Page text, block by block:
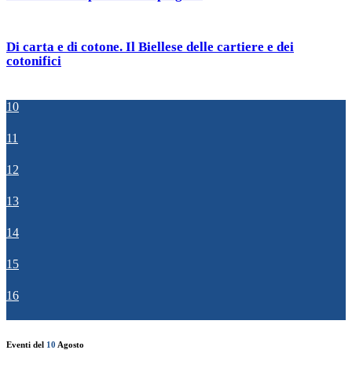
Di carta e di cotone. Il Biellese delle cartiere e dei
cotonifici
10
11
12
13
14
15
16
Eventi del 10 Agosto